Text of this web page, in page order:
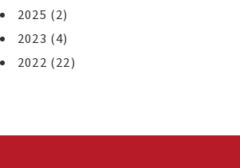
2025 (2)
2023 (4)
2022 (22)